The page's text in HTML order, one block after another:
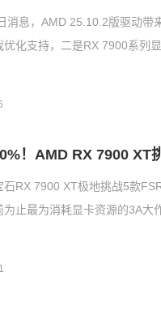
消息，AMD 25.10.2版驱动带
优化支持，二是RX 7900系列
！AMD RX 7900 XT
RX 7900 XT极地挑战5款
为止最为消耗显卡资源的3A